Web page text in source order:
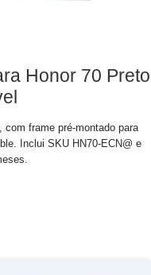
Honor 70 Preto
com frame pré-montado para
Inclui SKU HN70-ECN@ e